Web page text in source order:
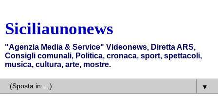
Siciliaunonews
"Agenzia Media & Service" Videonews, Diretta ARS,
Consigli comunali, Politica, cronaca, sport, spettacoli,
musica, cultura, arte, mostre.
▼